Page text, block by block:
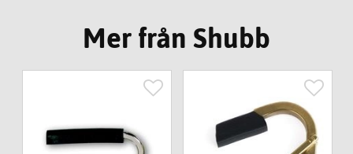
Mer från Shubb